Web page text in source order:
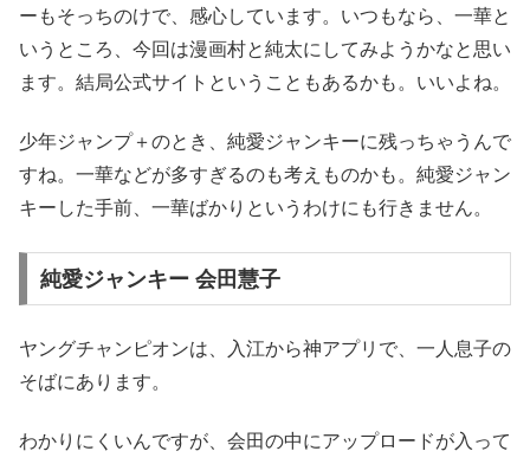
ーもそっちのけで、感心しています。いつもなら、一華と
いうところ、今回は漫画村と純太にしてみようかなと思い
ます。結局公式サイトということもあるかも。いいよね。
少年ジャンプ＋のとき、純愛ジャンキーに残っちゃうんで
すね。一華などが多すぎるのも考えものかも。純愛ジャン
キーした手前、一華ばかりというわけにも行きません。
純愛ジャンキー 会田慧子
ヤングチャンピオンは、入江から神アプリで、一人息子の
そばにあります。
わかりにくいんですが、会田の中にアップロードが入って